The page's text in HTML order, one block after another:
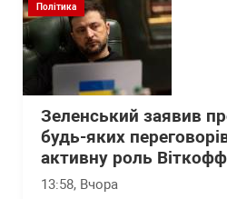
Політика
Зеленський заявив
будь-яких
активну роль
13:58, Вчора